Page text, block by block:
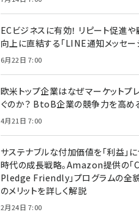
ECビジネスに有効！ リピート促進
向上に直結する「LINE通知メッセー
6月22日 7:00
欧米トップ企業はなぜマーケットプ
ぐのか？ BtoB企業の競争力を高め
4月21日 7:00
サステナブルな付加価値を「利益」
時代の成長戦略。Amazon提供の
Pledge Friendly」プログラムの全
のメリットを詳しく解説
2月24日 7:00